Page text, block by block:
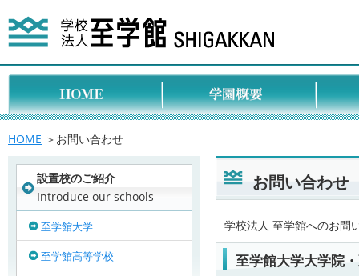
HOME ＞お問い合わせ
お問い合わせ
学校法人 至学館へのお問
至学館大学大学院
設置校のご紹介
Introduce our schools
至学館大学
至学館高等学校